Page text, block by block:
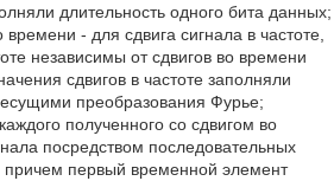
длительность одного бита данных;
времени - для сдвига сигнала в частоте,
независимы от сдвигов во времени
сдвигов в частоте заполняли
преобразования Фурье;
полученного со сдвигом во
посредством последовательных
причем первый временной элемент